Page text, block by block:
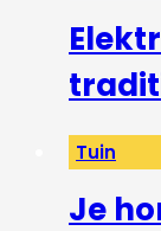
Tuin
Je